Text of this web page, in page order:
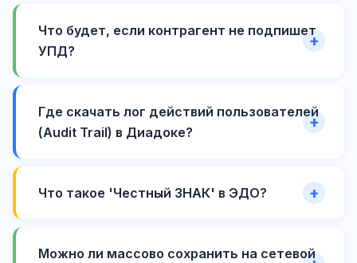
Что будет, если контрагент не подпишет
УПД?
Где скачать лог действий пользователей
(Audit Trail) в Диадоке?
Что такое 'Честный ЗНАК' в ЭДО?
Можно ли массово сохранить на сетевой